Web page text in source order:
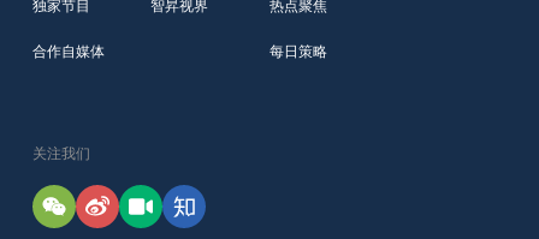
独家节目
合作自媒体
智昇视界 热点聚焦
每日策略
关注我们